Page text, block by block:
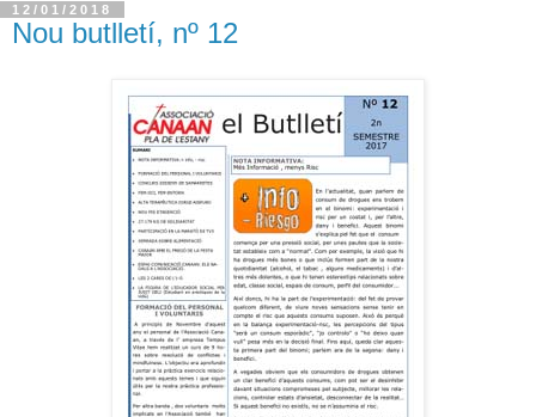
12/01/2018
Nou butlletí, nº 12